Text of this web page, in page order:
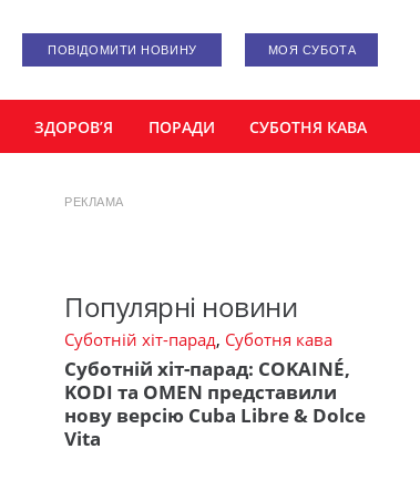
ПОВІДОМИТИ НОВИНУ МОЯ СУБОТА
ЗДОРОВ’Я ПОРАДИ СУБОТНЯ КАВА
РЕКЛАМА
Популярні новини
Суботній хіт-парад, Суботня кава
Суботній хіт-парад: COKAINÉ,
KODI та OMEN представили
нову версію Cuba Libre & Dolce
Vita